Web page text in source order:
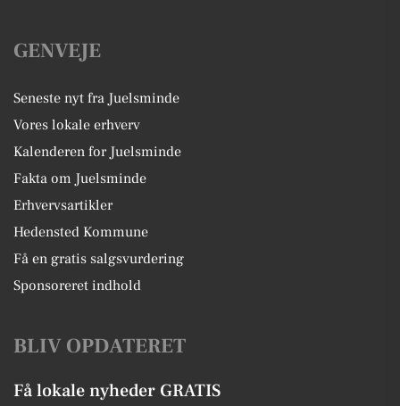
GENVEJE
Seneste nyt fra Juelsminde
Vores lokale erhverv
Kalenderen for Juelsminde
Fakta om Juelsminde
Erhvervsartikler
Hedensted Kommune
Få en gratis salgsvurdering
Sponsoreret indhold
BLIV OPDATERET
Få lokale nyheder GRATIS